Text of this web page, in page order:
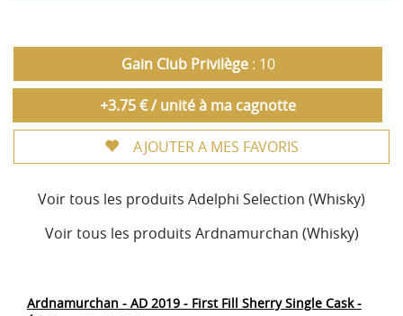
Gain Club Privilège: 10
+3.75 € / unité à ma cagnotte
AJOUTER A MES FAVORIS
Voir tous les produits Adelphi Selection (Whisky)
Voir tous les produits Ardnamurchan (Whisky)
Ardnamurchan - AD 2019 - First Fill Sherry Single Cask -